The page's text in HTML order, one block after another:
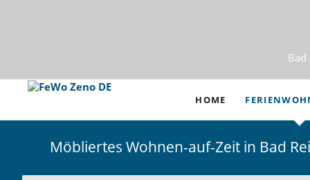
HOME
Möbliertes Wohnen-auf-Zeit in Bad